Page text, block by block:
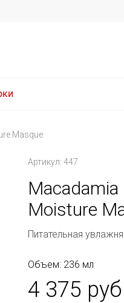
Masque
Артикул: 447
Moisture
Питательная
Объем: 236 мл
4 375 руб